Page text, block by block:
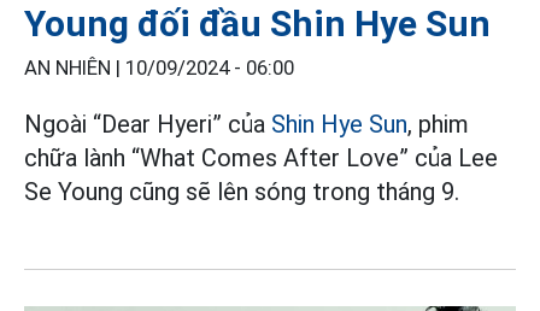
Young đối đầu Shin Hye Sun
AN NHIÊN | 10/09/2024 - 06:00
Ngoài “Dear Hyeri” của Shin Hye Sun, phim
chữa lành “What Comes After Love” của Lee
Se Young cũng sẽ lên sóng trong tháng 9.